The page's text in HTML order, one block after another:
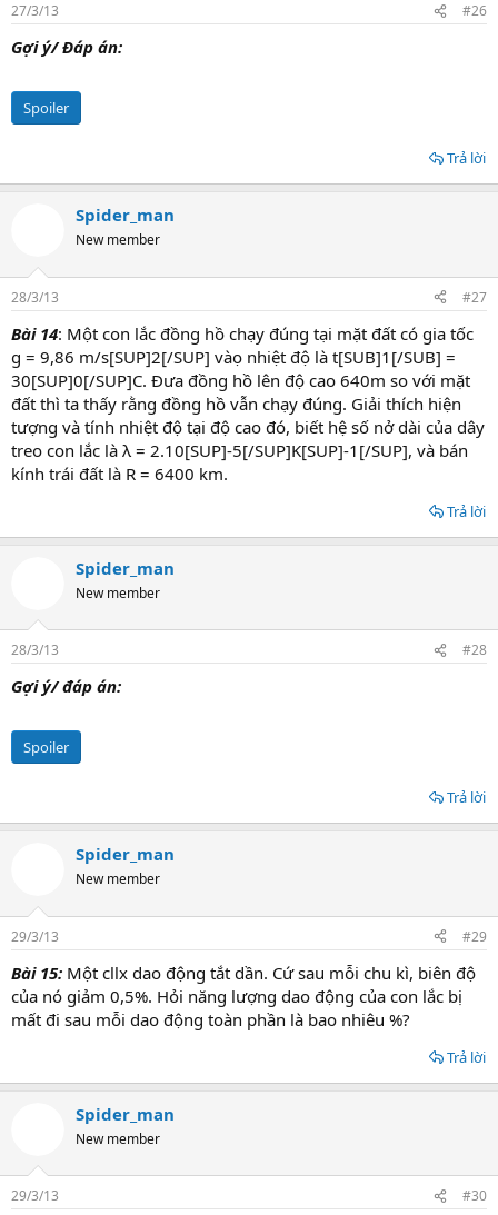
27/3/13 #26
Gợi ý/ Đáp án:
Spoiler
Trả lời
Spider_man
New member
28/3/13 #27
Bài 14: Một con lắc đồng hồ chạy đúng tại mặt đất có gia tốc
g = 9,86 m/s[SUP]2[/SUP] vàọ nhiệt độ là t[SUB]1[/SUB] =
30[SUP]0[/SUP]C. Đưa đồng hồ lên độ cao 640m so với mặt
đất thì ta thấy rằng đồng hồ vẫn chạy đúng. Giải thích hiện
tượng và tính nhiệt độ tại độ cao đó, biết hệ số nở dài của dây
treo con lắc là λ = 2.10[SUP]-5[/SUP]K[SUP]-1[/SUP], và bán
kính trái đất là R = 6400 km.
Trả lời
Spider_man
New member
28/3/13 #28
Gợi ý/ đáp án:
Spoiler
Trả lời
Spider_man
New member
29/3/13 #29
Bài 15: Một cllx dao động tắt dần. Cứ sau mỗi chu kì, biên độ
của nó giảm 0,5%. Hỏi năng lượng dao động của con lắc bị
mất đi sau mỗi dao động toàn phần là bao nhiêu %?
Trả lời
Spider_man
New member
29/3/13 #30